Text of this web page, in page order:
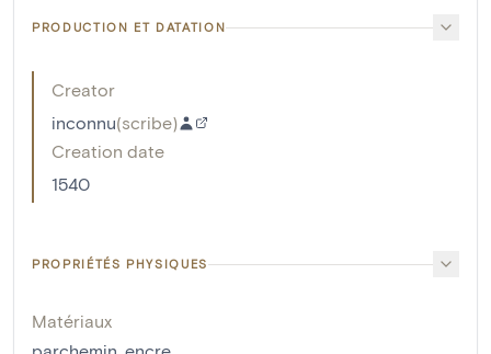
PRODUCTION ET DATATION
Creator
inconnu(scribe)
Creation date
1540
PROPRIÉTÉS PHYSIQUES
Matériaux